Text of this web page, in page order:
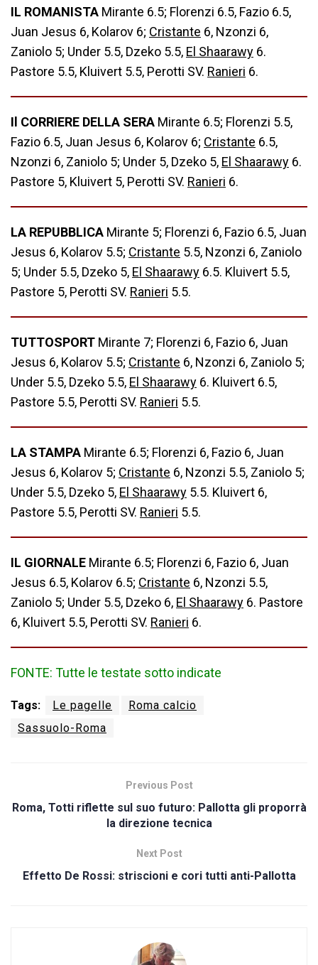
IL ROMANISTA Mirante 6.5; Florenzi 6.5, Fazio 6.5,
Juan Jesus 6, Kolarov 6; Cristante 6, Nzonzi 6,
Zaniolo 5; Under 5.5, Dzeko 5.5, El Shaarawy 6.
Pastore 5.5, Kluivert 5.5, Perotti SV. Ranieri 6.
Il CORRIERE DELLA SERA Mirante 6.5; Florenzi 5.5,
Fazio 6.5, Juan Jesus 6, Kolarov 6; Cristante 6.5,
Nzonzi 6, Zaniolo 5; Under 5, Dzeko 5, El Shaarawy 6.
Pastore 5, Kluivert 5, Perotti SV. Ranieri 6.
LA REPUBBLICA Mirante 5; Florenzi 6, Fazio 6.5, Juan
Jesus 6, Kolarov 5.5; Cristante 5.5, Nzonzi 6, Zaniolo
5; Under 5.5, Dzeko 5, El Shaarawy 6.5. Kluivert 5.5,
Pastore 5, Perotti SV. Ranieri 5.5.
TUTTOSPORT Mirante 7; Florenzi 6, Fazio 6, Juan
Jesus 6, Kolarov 5.5; Cristante 6, Nzonzi 6, Zaniolo 5;
Under 5.5, Dzeko 5.5, El Shaarawy 6. Kluivert 6.5,
Pastore 5.5, Perotti SV. Ranieri 5.5.
LA STAMPA Mirante 6.5; Florenzi 6, Fazio 6, Juan
Jesus 6, Kolarov 5; Cristante 6, Nzonzi 5.5, Zaniolo 5;
Under 5.5, Dzeko 5, El Shaarawy 5.5. Kluivert 6,
Pastore 5.5, Perotti SV. Ranieri 5.5.
IL GIORNALE Mirante 6.5; Florenzi 6, Fazio 6, Juan
Jesus 6.5, Kolarov 6.5; Cristante 6, Nzonzi 5.5,
Zaniolo 5; Under 5.5, Dzeko 6, El Shaarawy 6. Pastore
6, Kluivert 5.5, Perotti SV. Ranieri 6.
FONTE: Tutte le testate sotto indicate
Tags: Le pagelle
Roma calcio
Sassuolo-Roma
Previous Post
Roma, Totti riflette sul suo futuro: Pallotta gli proporrà
la direzione tecnica
Next Post
Effetto De Rossi: striscioni e cori tutti anti-Pallotta